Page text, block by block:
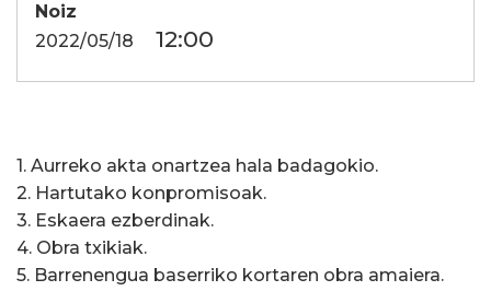
Noiz
2022/05/18
12:00
1. Aurreko akta onartzea hala badagokio.
2. Hartutako konpromisoak.
3. Eskaera ezberdinak.
4. Obra txikiak.
5. Barrenengua baserriko kortaren obra amaiera.